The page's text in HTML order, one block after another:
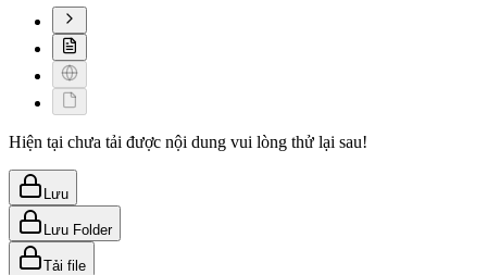
Hiện tại chưa tải được nội dung vui lòng thử lại sau!
Lưu
Lưu Folder
Tải file